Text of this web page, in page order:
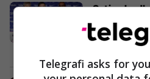
Setien
kërkon
euro
20/01/
Telegrafi asks for